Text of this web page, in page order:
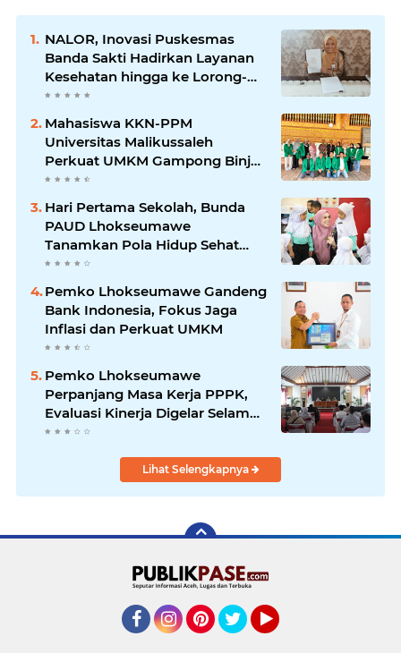
NALOR, Inovasi Puskesmas
Banda Sakti Hadirkan Layanan
Kesehatan hingga ke Lorong-
Lorong Warga
Mahasiswa KKN-PPM
Universitas Malikussaleh
Perkuat UMKM Gampong Binjee
melalui Program
Hari Pertama Sekolah, Bunda
PAUD Lhokseumawe
Tanamkan Pola Hidup Sehat
dan Karakter Anak
Pemko Lhokseumawe Gandeng
Bank Indonesia, Fokus Jaga
Inflasi dan Perkuat UMKM
Pemko Lhokseumawe
Perpanjang Masa Kerja PPPK,
Evaluasi Kinerja Digelar Selama
Tiga Bulan
Lihat Selengkapnya